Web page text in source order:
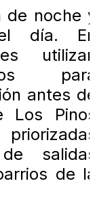
de noche
día.
antes
Los
de